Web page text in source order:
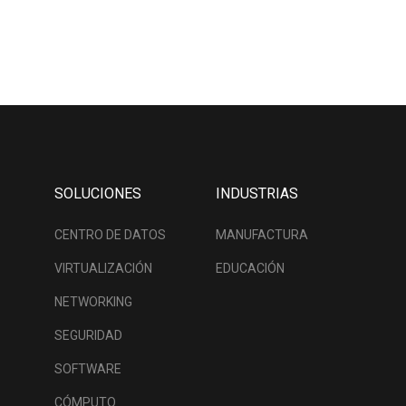
SOLUCIONES
CENTRO DE DATOS
VIRTUALIZACIÓN
NETWORKING
SEGURIDAD
SOFTWARE
CÓMPUTO
INDUSTRIAS
MANUFACTURA
EDUCACIÓN